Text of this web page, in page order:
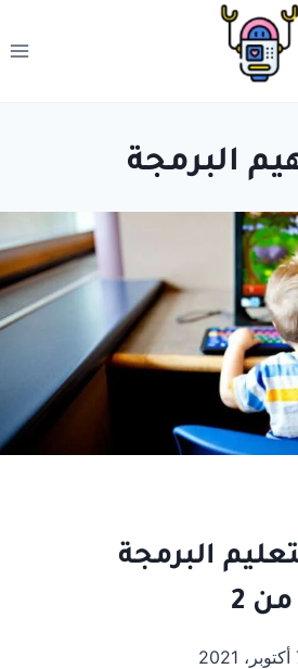
البرمجة
البرمجة